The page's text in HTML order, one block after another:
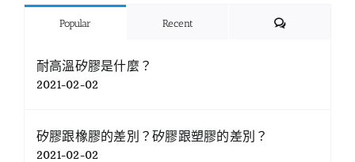
Popular Recent Comments
耐高溫矽膠是什麼？
2021-02-02
矽膠跟橡膠的差別？矽膠跟塑膠的差別？
2021-02-02